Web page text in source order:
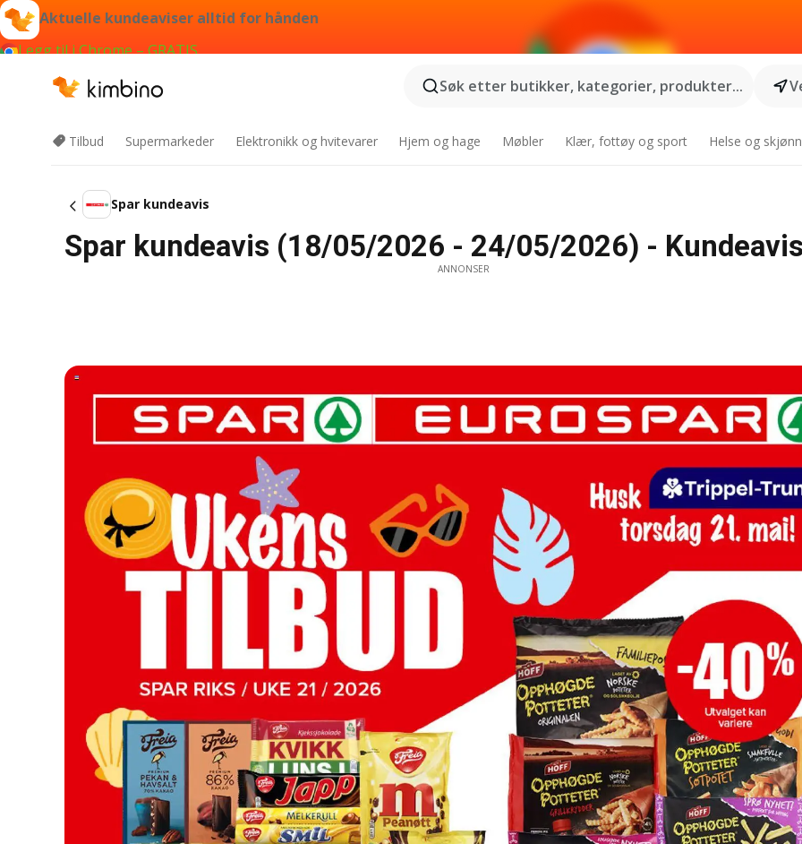
Aktuelle kundeaviser alltid for hånden
Legg til i Chrome – GRATIS
Søk etter butikker, kategorier, produkter...
Tilbud Supermarkeder Elektronikk og hvitevarer Hjem og hage Møbler Klær, fottøy og sport Helse og
Spar kundeavis
Spar kundeavis (18/05/2026 - 24/05/2026) -
ANNONSER